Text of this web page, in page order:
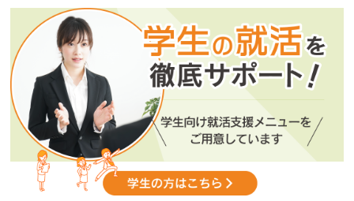
「スキルアップセミナー」2026年8月スケジュール公開！